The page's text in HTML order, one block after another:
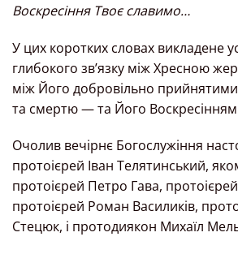
Воскресіння Твоє славимо…
У цих коротких словах викладене
глибокого зв’язку між Хресною
між Його добровільно
та смертю — та Його
Очолив вечірнє Богослужіння
протоієрей Іван Телятинський,
протоієрей Петро Гава,
протоієрей Роман Василиків,
Стецюк, і протодиякон Михаїл